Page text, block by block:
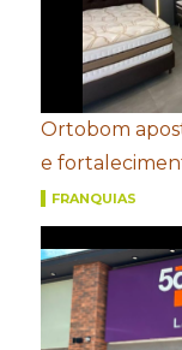
Ortobom
e
FRANQUIAS